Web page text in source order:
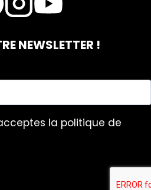
NEWSLETTER !
la politique de